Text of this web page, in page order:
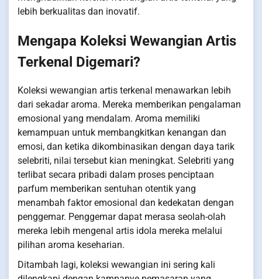
lebih berkualitas dan inovatif.
Mengapa Koleksi Wewangian Artis
Terkenal Digemari?
Koleksi wewangian artis terkenal menawarkan lebih
dari sekadar aroma. Mereka memberikan pengalaman
emosional yang mendalam. Aroma memiliki
kemampuan untuk membangkitkan kenangan dan
emosi, dan ketika dikombinasikan dengan daya tarik
selebriti, nilai tersebut kian meningkat. Selebriti yang
terlibat secara pribadi dalam proses penciptaan
parfum memberikan sentuhan otentik yang
menambah faktor emosional dan kedekatan dengan
penggemar. Penggemar dapat merasa seolah-olah
mereka lebih mengenal artis idola mereka melalui
pilihan aroma keseharian.
Ditambah lagi, koleksi wewangian ini sering kali